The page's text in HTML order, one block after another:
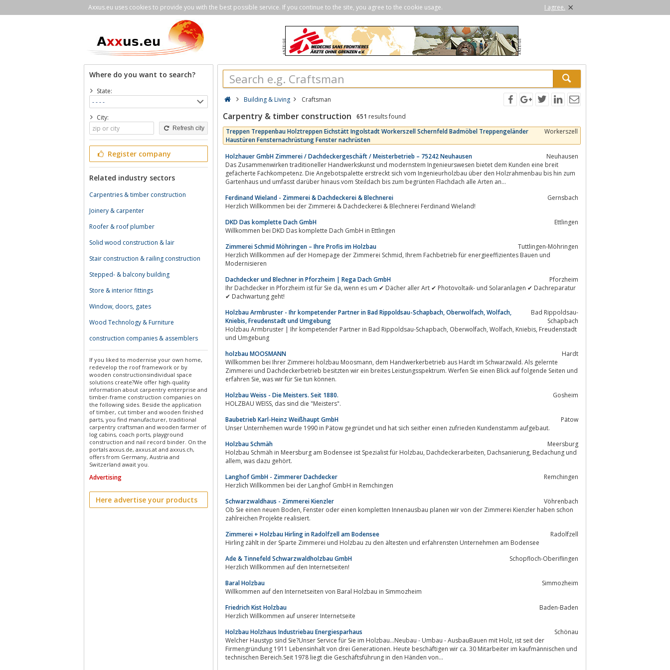
Axxus.eu uses cookies to provide you with the best possible service. If you continue to the site, you agree to the cookie usage. I agree. ×
Where do you want to search?
State:
City:
Refresh city
Register company
Related industry sectors
Carpentries & timber construction
Joinery & carpenter
Roofer & roof plumber
Solid wood construction & lair
Stair construction & railing construction
Stepped- & balcony building
Store & interior fittings
Window, doors, gates
Wood Technology & Furniture
construction companies & assemblers
If you liked to modernise your own home,
redevelop the roof framework or by
wooden constructionsindividual space
solutions create?We offer high-quality
information about carpentry enterprise and
timber-frame construction companies on
the following sides. Beside the application
of timber, cut timber and wooden finished
parts, you find manufacturer, traditional
carpentry craftsman and wooden farmer of
log cabins, coach ports, playground
construction and nail record binder. On the
portals axxus.de, axxus.at and axxus.ch,
offers from Germany, Austria and
Switzerland await you.
Advertising
Here advertise your products
Building & Living Craftsman
Carpentry & timber construction 651 results found
Treppen Treppenbau Holztreppen Eichstätt Ingolstadt Workerszell Schernfeld Badmöbel Treppengeländer
Haustüren Fensternachrüstung Fenster nachrüsten
Workerszell
Holzhauer GmbH Zimmerei / Dachdeckergeschäft / Meisterbetrieb – 75242 Neuhausen
Neuhausen
Das Zusammenwirken traditioneller Handwerkskunst und modernstem Ingenieurswesen bietet dem Kunden eine breit
gefächerte Fachkompetenz. Die Angebotspalette erstreckt sich vom Ingenieurholzbau über den Holzrahmenbau bis hin zum
Gartenhaus und umfasst darüber hinaus vom Steildach bis zum begrünten Flachdach alle Arten an...
Ferdinand Wieland - Zimmerei & Dachdeckerei & Blechnerei
Gernsbach
Herzlich Willkommen bei der Zimmerei & Dachdeckerei & Blechnerei Ferdinand Wieland!
DKD Das komplette Dach GmbH
Ettlingen
Willkommen bei DKD Das komplette Dach GmbH in Ettlingen
Zimmerei Schmid Möhringen – Ihre Profis im Holzbau
Tuttlingen-Möhringen
Herzlich Willkommen auf der Homepage der Zimmerei Schmid, Ihrem Fachbetrieb für energieeffizientes Bauen und
Modernisieren
Dachdecker und Blechner in Pforzheim | Rega Dach GmbH
Pforzheim
Ihr Dachdecker in Pforzheim ist für Sie da, wenn es um ✔ Dächer aller Art ✔ Photovoltaik- und Solaranlagen ✔ Dachreparatur
✔ Dachwartung geht!
Holzbau Armbruster - Ihr kompetender Partner in Bad Rippoldsau-Schapbach, Oberwolfach, Wolfach,
Kniebis, Freudenstadt und Umgebung
Bad Rippoldsau-
Schapbach
Holzbau Armbruster | Ihr kompetender Partner in Bad Rippoldsau-Schapbach, Oberwolfach, Wolfach, Kniebis, Freudenstadt
und Umgebung
holzbau MOOSMANN
Hardt
Willkommen bei Ihrer Zimmerei holzbau Moosmann, dem Handwerkerbetrieb aus Hardt im Schwarzwald. Als gelernte
Zimmerei und Dachdeckerbetrieb besitzten wir ein breites Leistungsspektrum. Werfen Sie einen Blick auf folgende Seiten und
erfahren Sie, was wir für Sie tun können.
Holzbau Weiss - Die Meisters. Seit 1880.
Gosheim
HOLZBAU WEISS, das sind die "Meisters".
Baubetrieb Karl-Heinz Weißhaupt GmbH
Pätow
Unser Unternhemen wurde 1990 in Pätow gegründet und hat sich seither einen zufrieden Kundenstamm aufgebaut.
Holzbau Schmäh
Meersburg
Holzbau Schmäh in Meersburg am Bodensee ist Spezialist für Holzbau, Dachdeckerarbeiten, Dachsanierung, Bedachung und
allem, was dazu gehört.
Langhof GmbH - Zimmerer Dachdecker
Remchingen
Herzlich Willkommen bei der Langhof GmbH in Remchingen
Schwarzwaldhaus - Zimmerei Kienzler
Vöhrenbach
Ob Sie einen neuen Boden, Fenster oder einen kompletten Innenausbau planen wir von der Zimmerei Kienzler haben schon
zahlreichen Projekte realisiert.
Zimmerei + Holzbau Hirling in Radolfzell am Bodensee
Radolfzell
Hirling zählt in der Sparte Zimmerei und Holzbau zu den ältesten und erfahrensten Unternehmen am Bodensee
Ade & Tinnefeld Schwarzwaldholzbau GmbH
Schopfloch-Oberiflingen
Herzlich Willkommen auf den Internetseiten!
Baral Holzbau
Simmozheim
Willkommen auf den Internetseiten von Baral Holzbau in Simmozheim
Friedrich Kist Holzbau
Baden-Baden
Herzlich Willkommen auf unserer Internetseite
Holzbau Holzhaus Industriebau Energiesparhaus
Schönau
Welcher Haustyp sind Sie?Unser Service für Sie im Holzbau...Neubau - Umbau - AusbauBauen mit Holz, ist seit der
Firmengründung 1911 Lebensinhalt von drei Generationen. Heute beschäftigen wir ca. 30 Mitarbeiter im kaufmännischen und
technischen Bereich.Seit 1978 liegt die Geschäftsführung in den Händen von...